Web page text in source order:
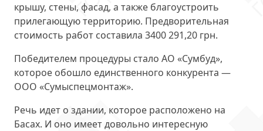
крышу, стены, фасад, а также благоустроить
прилегающую территорию. Предворительная
стоимость работ составила 3400 291,20 грн.
Победителем процедуры стало АО «Сумбуд»,
которое обошло единственного конкурента —
ООО «Сумыспецмонтаж».
Речь идет о здании, которое расположено на
Басах. И оно имеет довольно интересную